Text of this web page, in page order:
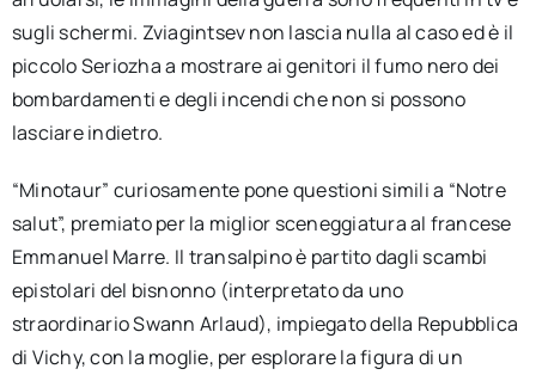
sugli schermi. Zviagintsev non lascia nulla al caso ed è il
piccolo Seriozha a mostrare ai genitori il fumo nero dei
bombardamenti e degli incendi che non si possono
lasciare indietro.
“Minotaur” curiosamente pone questioni simili a “Notre
salut”, premiato per la miglior sceneggiatura al francese
Emmanuel Marre. Il transalpino è partito dagli scambi
epistolari del bisnonno (interpretato da uno
straordinario Swann Arlaud), impiegato della Repubblica
di Vichy, con la moglie, per esplorare la figura di un